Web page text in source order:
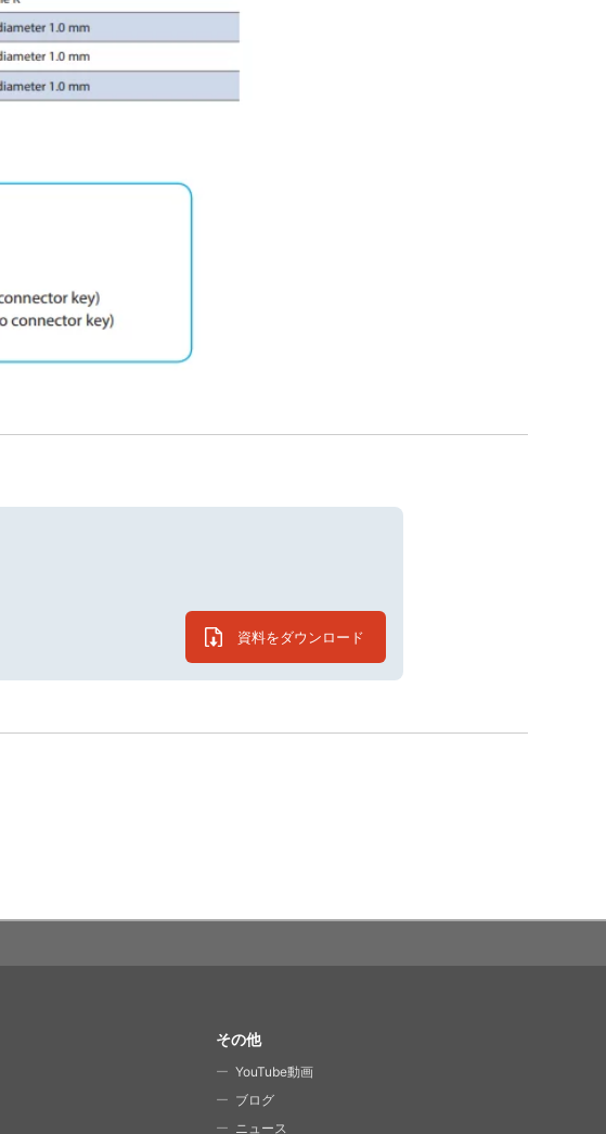
資料をダウンロード
その他
YouTube動画
ブログ
ニュース